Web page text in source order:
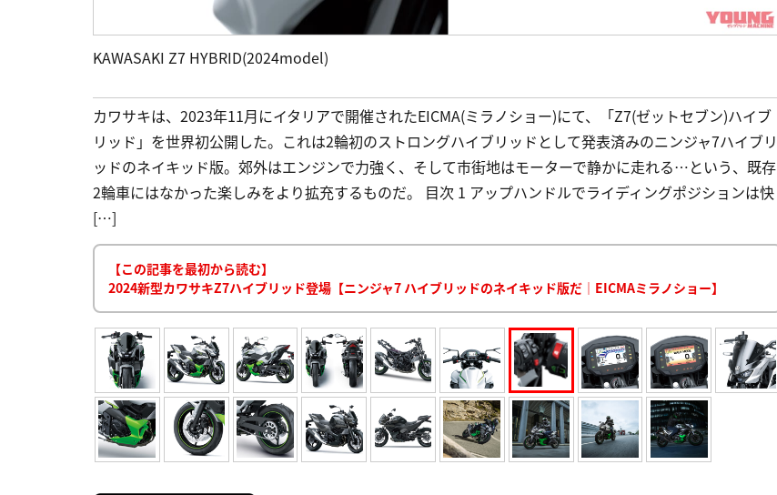
KAWASAKI Z7 HYBRID(2024model)
カワサキは、2023年11月にイタリアで開催されたEICMA(ミラノショー)にて、「Z7(ゼットセブン)ハイブ
リッド」を世界初公開した。これは2輪初のストロングハイブリッドとして発表済みのニンジャ7ハイブリ
ッドのネイキッド版。郊外はエンジンで力強く、そして市街地はモーターで静かに走れる…という、既存
2輪車にはなかった楽しみをより拡充するものだ。 目次 1 アップハンドルでライディングポジションは快
[…]
【この記事を最初から読む】
2024新型カワサキZ7ハイブリッド登場【ニンジャ7 ハイブリッドのネイキッド版だ｜EICMAミラノショー】